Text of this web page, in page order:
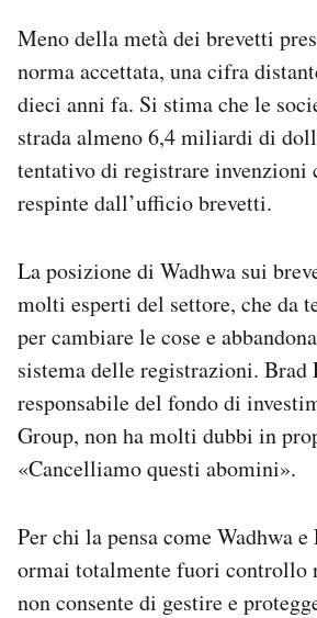
Meno della metà dei brevetti
norma accettata, una cifra
dieci anni fa. Si stima che le
strada almeno 6,4 miliardi di
tentativo di registrare invenzioni
respinte dall’ufficio brevetti.
La posizione di Wadhwa sui
molti esperti del settore, che da
per cambiare le cose e
sistema delle registrazioni. Brad
responsabile del fondo di
Group, non ha molti dubbi in
«Cancelliamo questi abomini».
Per chi la pensa come Wadhwa
ormai totalmente fuori controllo
non consente di gestire e